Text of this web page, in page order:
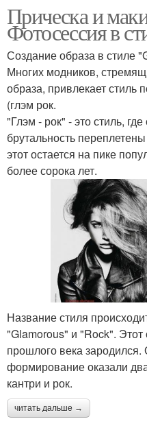
Прическа и
Фотосессия в
Создание образа в стиле
Многих модников,
образа, привлекает стиль
(глэм рок.
"Глэм - рок" - это стиль,
брутальность
этот остается на пике
более сорока лет.
Название стиля
"Glamorous" и "Rock".
прошлого века
формирование оказали
кантри и рок.
читать дальше →